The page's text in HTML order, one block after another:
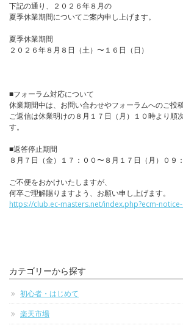
下記の通り、２０２６年８月の
夏季休業期間についてご案内申し上げます。
夏季休業期間
２０２６年８月８日（土）〜１６日（日）
■フォーラム対応について
休業期間中は、お問い合わせやフォーラムへのご投
ご返信は休業明けの８月１７日（月）１０時より順
す。
■返答停止期間
８月７日（金）１７：００〜８月１７日（月）０９
ご不便をおかけいたしますが、
何卒ご理解賜りますよう、お願い申し上げます。
https://club.ec-masters.net/index.php?ecm-
カテゴリーから探す
初心者・はじめて
楽天市場